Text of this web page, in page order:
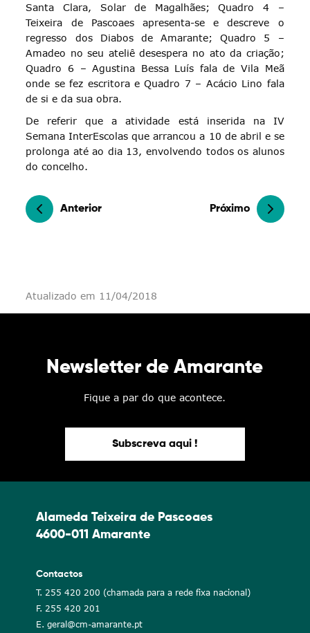
Santa Clara, Solar de Magalhães; Quadro 4 –
Teixeira de Pascoaes apresenta-se e descreve o
regresso dos Diabos de Amarante; Quadro 5 –
Amadeo no seu ateliê desespera no ato da criação;
Quadro 6 – Agustina Bessa Luís fala de Vila Meã
onde se fez escritora e Quadro 7 – Acácio Lino fala
de si e da sua obra.
De referir que a atividade está inserida na IV
Semana InterEscolas que arrancou a 10 de abril e se
prolonga até ao dia 13, envolvendo todos os alunos
do concelho.
Anterior Próximo
Atualizado em 11/04/2018
Newsletter de Amarante
Fique a par do que acontece.
Subscreva aqui !
Alameda Teixeira de Pascoaes
4600-011 Amarante
Contactos
T. 255 420 200 (chamada para a rede fixa nacional)
F. 255 420 201
E. geral@cm-amarante.pt